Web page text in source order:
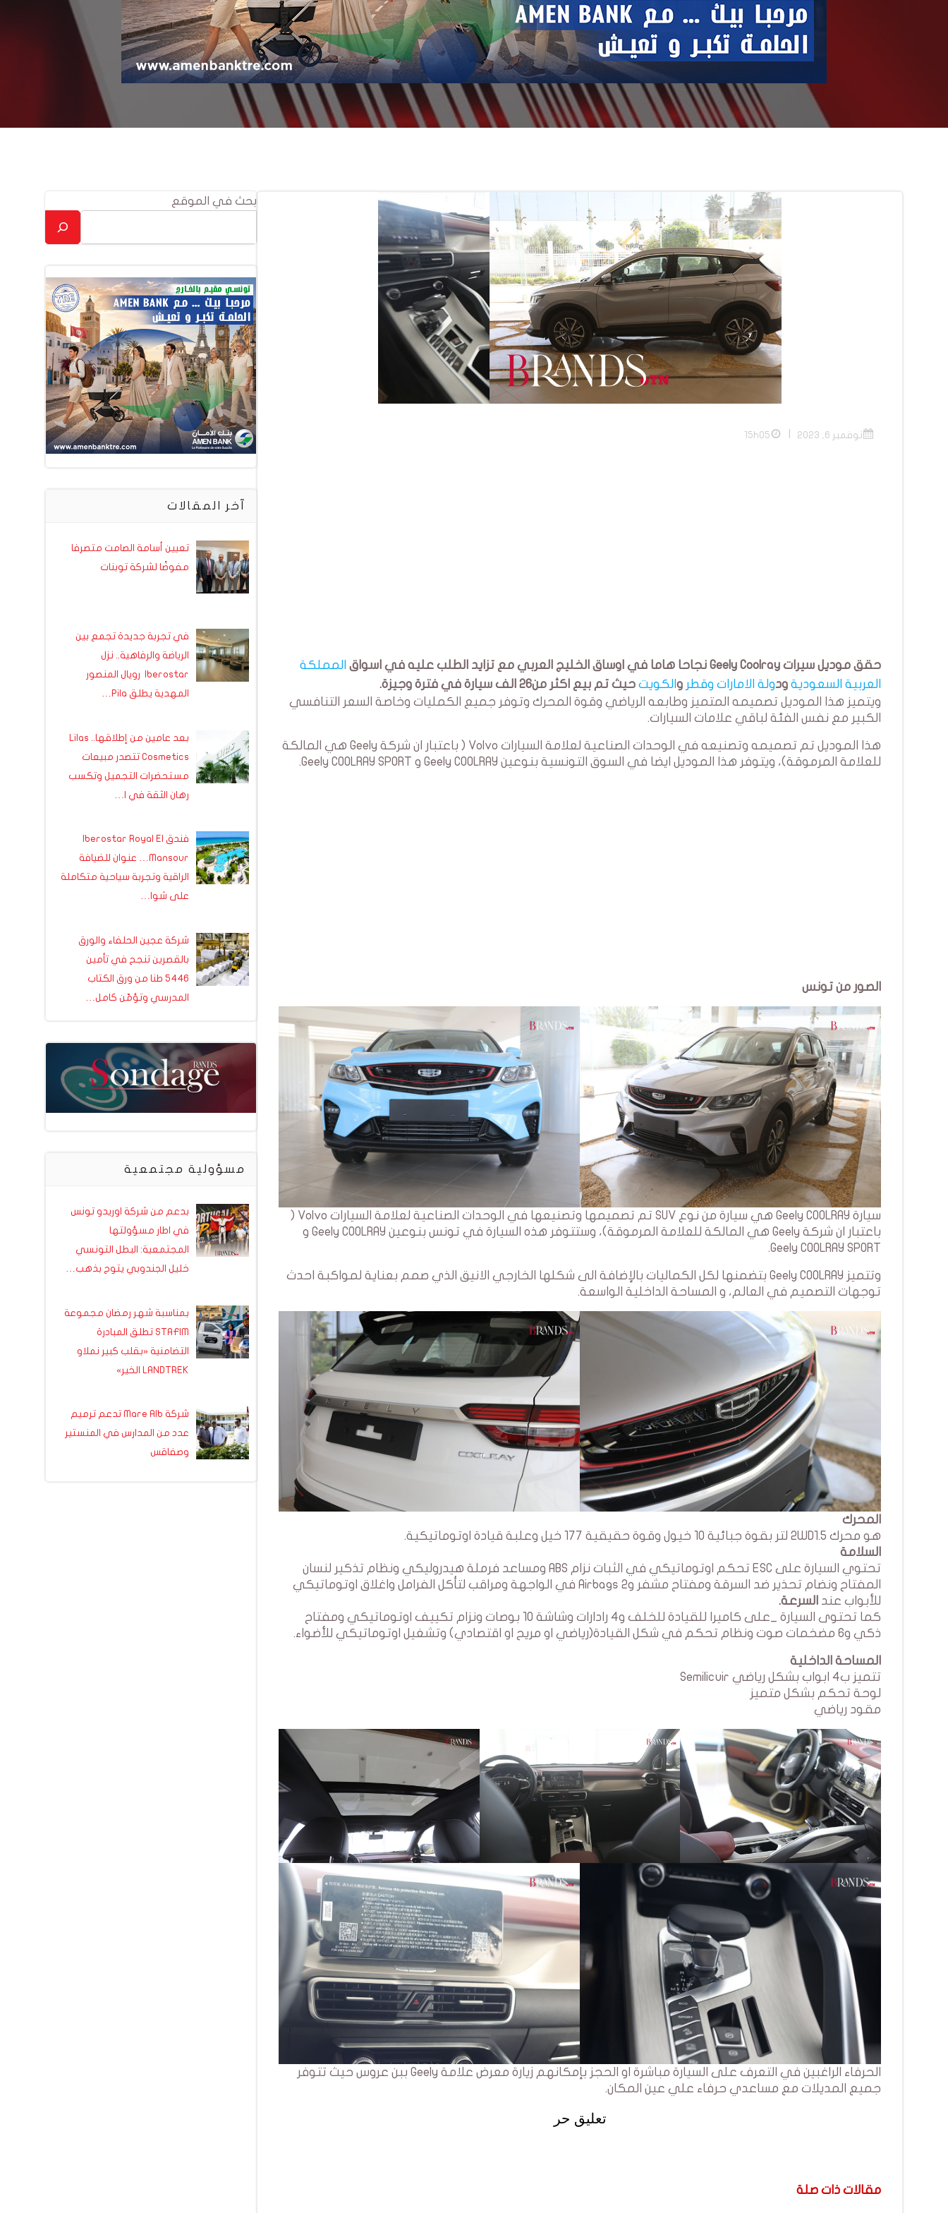
نوفمبر 6, 2023 15h05
حقق موديل سيرات Geely Coolray نجاحا هاما في اوساق الخليج العربي مع تزايد الطلب عليه في اسواق
المملكة
العربية السعودية ودولة الامارات وقطر و الكويت حيث تم بيع اكثر من26 الف سيارة في فترة وجيزة.
ويتميز هذا الموديل تصميمه المتميز وطابعه الرياضي وقوة المحرك وتوفر جميع الكمليات وخاصة السعر التنافسي
الكبير مع نفس الفئة لباقي علامات السيارات.
هذا الموديل تم تصميمه وتصنيعه في الوحدات الصناعية لعلامة السيارات Volvo ( باعتبار ان شركة Geely هي المالكة
للعلامة المرموقة)، ويتوفر هذا الموديل ايضا في السوق التونسية بنوعين Geely COOLRAY و Geely COOLRAY SPORT.
الصور من تونس
سيارة Geely COOLRAY هي سيارة من نوع SUV تم تصميمها وتصنيعها في الوحدات الصناعية لعلامة السيارات Volvo (
باعتبار ان شركة Geely هي المالكة للعلامة المرموقة)، وستتوفر هذه السيارة في تونس بنوعين Geely COOLRAY و
Geely COOLRAY SPORT.
وتتميز Geely COOLRAY بتضمنها لكل الكماليات بالإضافة الى شكلها الخارجي الانيق الذي صمم بعناية لمواكبة احدث
توجهات التصميم في العالم، و المساحة الداخلية الواسعة.
المحرك
هو محرك 2WD1.5 لتر بقوة جبائية 10 خيول وقوة حقيقية 177 خيل وعلبة قيادة اوتوماتيكية.
السلامة
تحتوي السيارة على ESC تحكم اوتوماتيكي في الثبات نزام ABS ومساعد فرملة هيدروليكي ونظام تذكير لنسان
المفتاح ونضام تحذير ضد السرقة ومفتاح مشفر و2 Airbags في الواجهة ومراقب لتأكل الفرامل واغلاق اوتوماتيكي
للأبواب عند السرعة.
كما تحتوى السيارة _على كاميرا للقيادة للخلف و4 رادارات وشاشة 10 بوصات ونزام تكييف اوتوماتيكي ومفتاح
ذكي و6 مضخمات صوت ونظام تحكم في شكل القيادة(رياضي او مريح او اقتصادي) وتشغيل اوتوماتيكي للأضواء.
المساحة الداخلية
تتميز ب4 ابواب بشكل رياضي Semilicuir
لوحة تحكم بشكل متميز
مقود رياضي
الحرفاء الراغبين في التعرف على السيارة مباشرة او الحجز بإمكانهم زيارة معرض علامة Geely ببن عروس حيث تتوفر
جميع المديلات مع مساعدي حرفاء علي عين المكان.
تعليق حر
مقالات ذات صلة
بحث في الموقع
آخر المقالات
تعيين أسامة الصامت متصرفا
مفوضًا لشركة توبنات
في تجربة جديدة تجمع بين
الرياضة والرفاهية.. نزل
Iberostar رويال المنصور
المهدية يطلق Pila…
بعد عامين من إطلاقها.. Lilas
Cosmetics تتصدر مبيعات
مستحضرات التجميل وتكسب
رهان الثقة في ا…
فندق Iberostar Royal El
Mansour… عنوان للضيافة
الراقية وتجربة سياحية متكاملة
على شوا…
شركة عجين الحلفاء والورق
بالقصرين تنجح في تأمين
5446 طنا من ورق الكتاب
المدرسي وتؤمّن كامل…
مسؤولية مجتمعية
بدعم من شركة اوريدو تونس
في اطار مسؤولتها
المجتمعية: البطل التونسي
خليل الجندوبي يتوج بذهب…
بمناسبة شهر رمضان مجموعة
STAFIM تطلق المبادرة
التضامنية «بقلب كبير نملاو
LANDTREK الخير»
شركة Mare Alb تدعم ترميم
عدد من المدارس في المنستير
وصفاقس